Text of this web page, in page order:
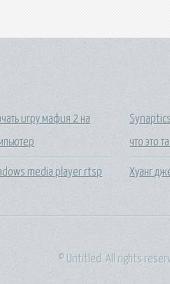
игру мафия 2 на
media player rtsp
что это
Хуанг
© Untitled. All rights